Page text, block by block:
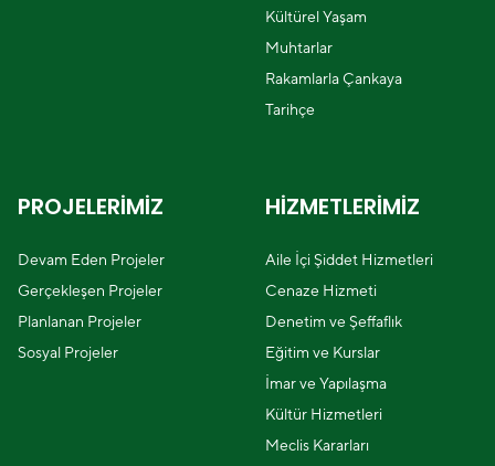
Kültürel Yaşam
Muhtarlar
Rakamlarla Çankaya
Tarihçe
PROJELERİMİZ
Devam Eden Projeler
Gerçekleşen Projeler
Planlanan Projeler
Sosyal Projeler
HİZMETLERİMİZ
Aile İçi Şiddet Hizmetleri
Cenaze Hizmeti
Denetim ve Şeffaflık
Eğitim ve Kurslar
İmar ve Yapılaşma
Kültür Hizmetleri
Meclis Kararları